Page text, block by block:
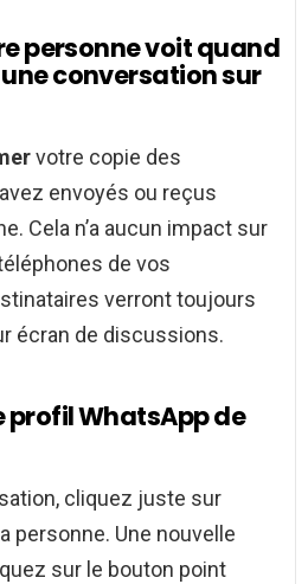
personne voit quand
conversation sur
votre copie des
avez envoyés ou reçus
Cela n’a aucun impact sur
de vos
verront toujours
écran de discussions.
profil WhatsApp de
cliquez juste sur
personne. Une nouvelle
sur le bouton point